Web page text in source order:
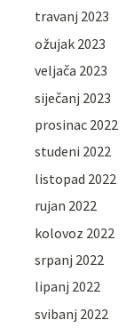
travanj 2023
ožujak 2023
veljača 2023
siječanj 2023
prosinac 2022
studeni 2022
listopad 2022
rujan 2022
kolovoz 2022
srpanj 2022
lipanj 2022
svibanj 2022